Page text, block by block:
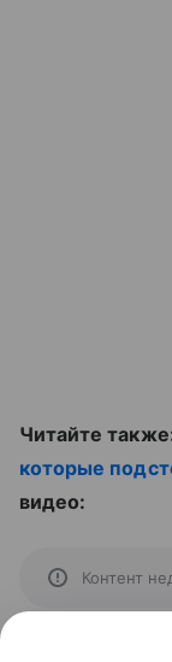
Читайте
которые
видео:
Контент